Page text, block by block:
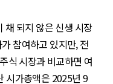
채 되지 않은 신생 시장
참여하고 있지만, 전
식 시장과 비교하면 여
시가총액은 2025년 9